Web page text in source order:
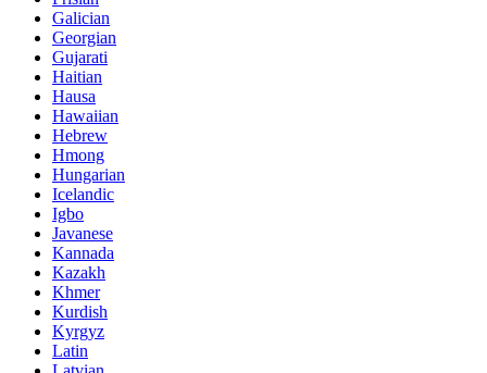
Galician
Georgian
Gujarati
Haitian
Hausa
Hawaiian
Hebrew
Hmong
Hungarian
Icelandic
Igbo
Javanese
Kannada
Kazakh
Khmer
Kurdish
Kyrgyz
Latin